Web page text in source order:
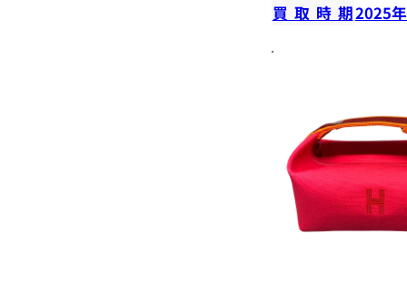
買取時期2025